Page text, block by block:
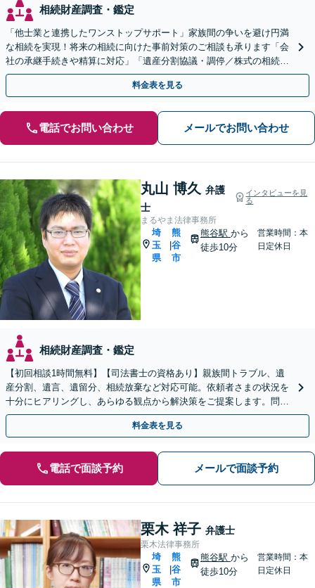
相続財産調査・鑑定
「他士業と連携したワンストップサポート」家族間の争いを避け円満
な相続を実現！将来の相続に向けた事前対策のご相談も承ります「会
社の承継手続きや精算に対応」「遺産分割協議・調停／株式の相続／
使い込み／成年後見／遺言書作成など」
料金表を見る
電話でお問い合わせ メールでお問い合わせ
丸山 博久 弁護
士
インタビューを見
る
まるやま法律事務所
埼
玉
県
熊
谷
市
熊谷駅 から
徒歩10分
営業時間：本
日定休日
相続財産調査・鑑定
【初回相談1時間無料】【司法書士の資格あり】親族間トラブル、遺
産分割、遺言、遺留分、相続放棄など対応可能。依頼者さまの状況を
十分にヒアリングし、あらゆる観点から解決策をご提案します。問題
が複雑化する前にご相談ください。【熊谷駅徒歩10分】
料金表を見る
電話で面談予約 メールで面談予約
栗木 祥子 弁護士
栗木法律事務所
埼
玉
県
熊
谷
市
熊谷駅 から
徒歩10分
営業時間：本
日定休日